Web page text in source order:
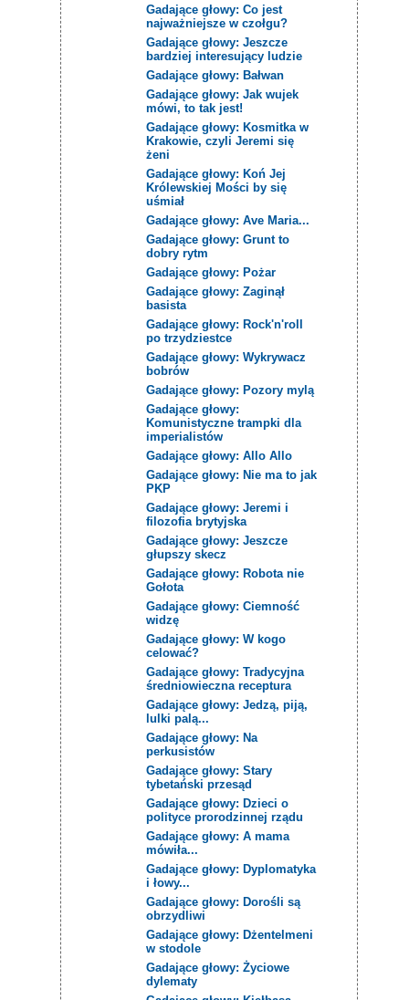
Gadające głowy: Co jest
najważniejsze w czołgu?
Gadające głowy: Jeszcze
bardziej interesujący ludzie
Gadające głowy: Bałwan
Gadające głowy: Jak wujek
mówi, to tak jest!
Gadające głowy: Kosmitka w
Krakowie, czyli Jeremi się
żeni
Gadające głowy: Koń Jej
Królewskiej Mości by się
uśmiał
Gadające głowy: Ave Maria...
Gadające głowy: Grunt to
dobry rytm
Gadające głowy: Pożar
Gadające głowy: Zaginął
basista
Gadające głowy: Rock'n'roll
po trzydziestce
Gadające głowy: Wykrywacz
bobrów
Gadające głowy: Pozory mylą
Gadające głowy:
Komunistyczne trampki dla
imperialistów
Gadające głowy: Allo Allo
Gadające głowy: Nie ma to jak
PKP
Gadające głowy: Jeremi i
filozofia brytyjska
Gadające głowy: Jeszcze
głupszy skecz
Gadające głowy: Robota nie
Gołota
Gadające głowy: Ciemność
widzę
Gadające głowy: W kogo
celować?
Gadające głowy: Tradycyjna
średniowieczna receptura
Gadające głowy: Jedzą, piją,
lulki palą...
Gadające głowy: Na
perkusistów
Gadające głowy: Stary
tybetański przesąd
Gadające głowy: Dzieci o
polityce prorodzinnej rządu
Gadające głowy: A mama
mówiła...
Gadające głowy: Dyplomatyka
i łowy...
Gadające głowy: Dorośli są
obrzydliwi
Gadające głowy: Dżentelmeni
w stodole
Gadające głowy: Życiowe
dylematy